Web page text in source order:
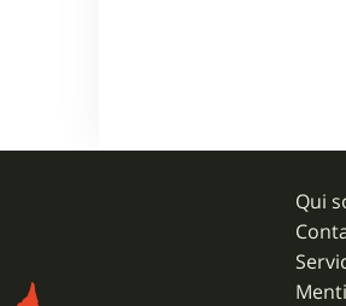
Qui